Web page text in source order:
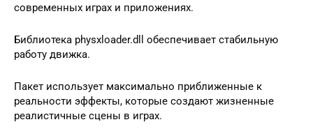
современных играх и приложениях.
Библиотека physxloader.dll обеспечивает стабильную
работу движка.
Пакет использует максимально приближенные к
реальности эффекты, которые создают жизненные
реалистичные сцены в играх.